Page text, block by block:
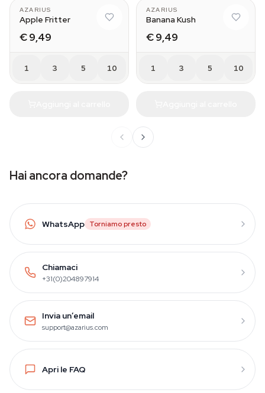
AZARIUS
Apple Fritter
€ 9,49
1 3 5 10
AZARIUS
Banana Kush
€ 9,49
1 3 5 10
Hai ancora domande?
WhatsApp Torniamo presto
Chiamaci
+31(0)204897914
Invia un’email
support@azarius.com
Apri le FAQ